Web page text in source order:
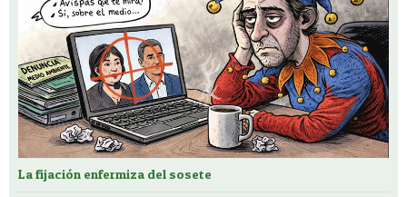
La fijación enfermiza del sosete